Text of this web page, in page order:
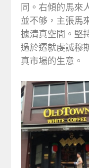
同。右傾的馬來
並不够，主張馬
據清真空間。堅
過於遷就虔誠穆
真市場的生意。